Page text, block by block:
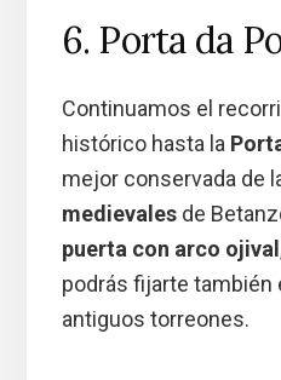
6. Porta da
Continuamos el
histórico hasta la
mejor conservada de
medievalesde
puerta con arco ojival
podrás fijarte también
antiguos torreones.